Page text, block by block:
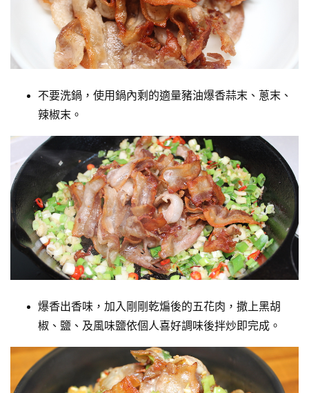
不要洗鍋，使用鍋內剩的適量豬油爆香蒜末、蔥末、
辣椒末。
爆香出香味，加入剛剛乾煸後的五花肉，撒上黑胡
椒、鹽、及風味鹽依個人喜好調味後拌炒即完成。